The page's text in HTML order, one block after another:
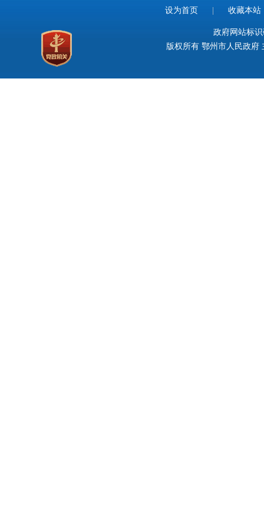
设为首页 收藏本站
政府网站标
版权所有 鄂州市人民政府